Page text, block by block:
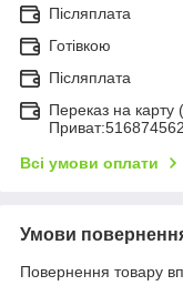
Післяплата
Готівкою
Післяплата
Переказ на карту
Всі умови оплати
Умови
Повернення товару